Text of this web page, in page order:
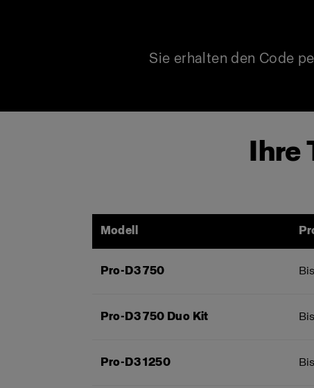
Sie erhalten den Code
Ihre
Modell
Pro-D3 750
Pro-D3 750 Duo Kit
Pro-D3 1250